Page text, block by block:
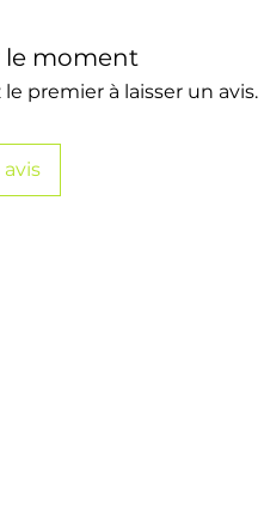
le moment
premier à laisser un avis.
avis